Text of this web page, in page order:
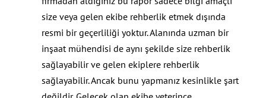
size veya gelen ekibe rehberlik etmek dışında
resmi bir geçerliliği yoktur. Alanında uzman bir
inşaat mühendisi de aynı şekilde size rehberlik
sağlayabilir ve gelen ekiplere rehberlik
sağlayabilir. Ancak bunu yapmanız kesinlikle şart